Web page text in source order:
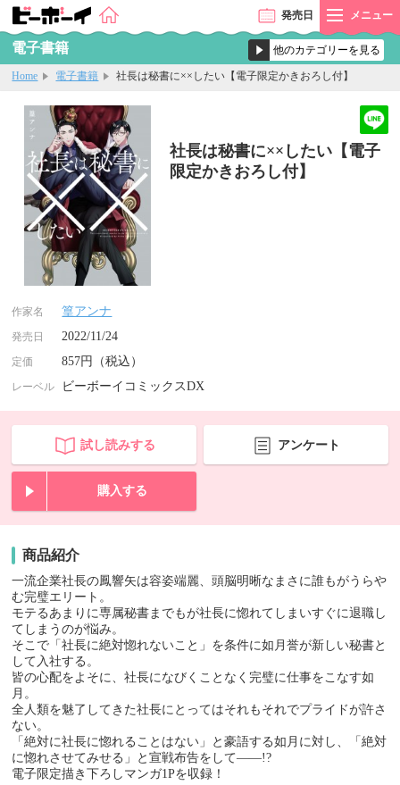
発売日 メニュー
電子書籍
Home 電子書籍 社長は秘書に××したい【電子限定かきおろし付】
社長は秘書に××したい【電子
限定かきおろし付】
作家名 篁アンナ
発売日 2022/11/24
定価 857円（税込）
レーベル ビーボーイコミックスDX
試し読みする アンケート
購入する
商品紹介
一流企業社長の鳳響矢は容姿端麗、頭脳明晰なまさに誰もがうらや
む完璧エリート。
モテるあまりに専属秘書までもが社長に惚れてしまいすぐに退職し
てしまうのが悩み。
そこで「社長に絶対惚れないこと」を条件に如月誉が新しい秘書と
して入社する。
皆の心配をよそに、社長になびくことなく完璧に仕事をこなす如
月。
全人類を魅了してきた社長にとってはそれもそれでプライドが許さ
ない。
「絶対に社長に惚れることはない」と豪語する如月に対し、「絶対
に惚れさせてみせる」と宣戦布告をして――!?
電子限定描き下ろしマンガ1Pを収録！